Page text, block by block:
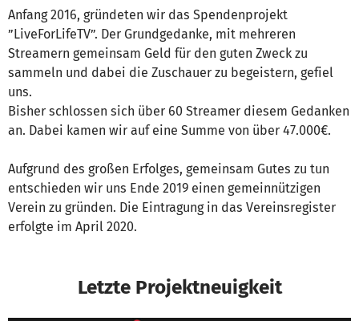
Anfang 2016, gründeten wir das Spendenprojekt
”LiveForLifeTV”. Der Grundgedanke, mit mehreren
Streamern gemeinsam Geld für den guten Zweck zu
sammeln und dabei die Zuschauer zu begeistern, gefiel
uns.
Bisher schlossen sich über 60 Streamer diesem Gedanken
an. Dabei kamen wir auf eine Summe von über 47.000€.
Aufgrund des großen Erfolges, gemeinsam Gutes zu tun
entschieden wir uns Ende 2019 einen gemeinnützigen
Verein zu gründen. Die Eintragung in das Vereinsregister
erfolgte im April 2020.
Letzte Projektneuigkeit